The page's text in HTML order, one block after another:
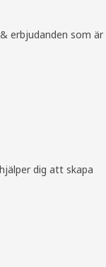
erbjudanden som är
dig att skapa